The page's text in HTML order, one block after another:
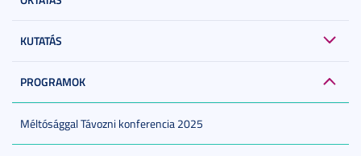
KUTATÁS
PROGRAMOK
Méltósággal Távozni konferencia 2025